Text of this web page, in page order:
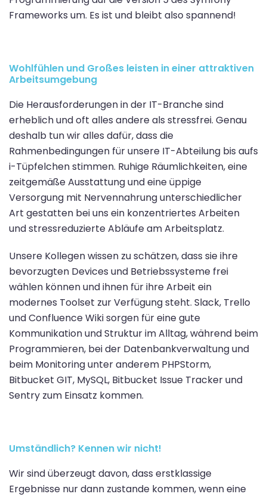
Frameworks um. Es ist und bleibt also spannend!
Wohlfühlen und Großes leisten in einer attraktiven
Arbeitsumgebung
Die Herausforderungen in der IT-Branche sind
erheblich und oft alles andere als stressfrei. Genau
deshalb tun wir alles dafür, dass die
Rahmenbedingungen für unsere IT-Abteilung bis aufs
i-Tüpfelchen stimmen. Ruhige Räumlichkeiten, eine
zeitgemäße Ausstattung und eine üppige
Versorgung mit Nervennahrung unterschiedlicher
Art gestatten bei uns ein konzentriertes Arbeiten
und stressreduzierte Abläufe am Arbeitsplatz.
Unsere Kollegen wissen zu schätzen, dass sie ihre
bevorzugten Devices und Betriebssysteme frei
wählen können und ihnen für ihre Arbeit ein
modernes Toolset zur Verfügung steht. Slack, Trello
und Confluence Wiki sorgen für eine gute
Kommunikation und Struktur im Alltag, während beim
Programmieren, bei der Datenbankverwaltung und
beim Monitoring unter anderem PHPStorm,
Bitbucket GIT, MySQL, Bitbucket Issue Tracker und
Sentry zum Einsatz kommen.
Umständlich? Kennen wir nicht!
Wir sind überzeugt davon, dass erstklassige
Ergebnisse nur dann zustande kommen, wenn eine